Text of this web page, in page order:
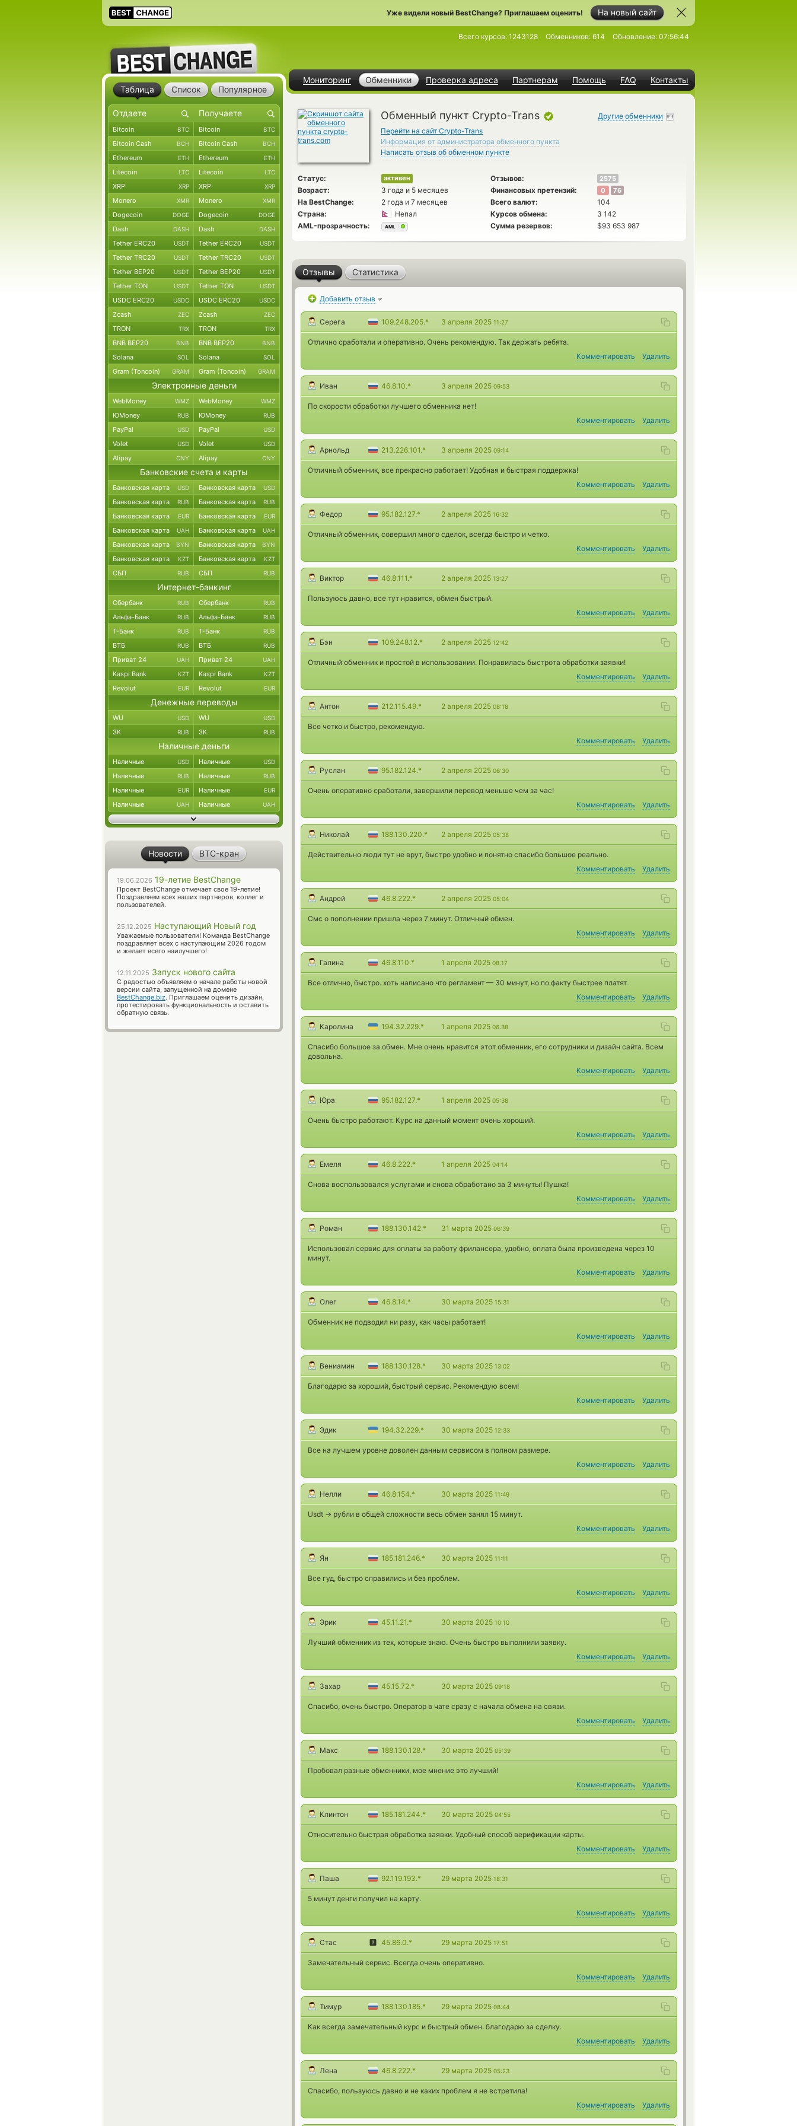
На новый сайт
Уже видели новый BestChange? Приглашаем оценить!
Мониторинг Обменники Проверка адреса Партнерам Помощь FAQ Контакты
Всего курсов: 1243128 Обменников: 614 Обновление: 07:56:44
Обменный пункт Crypto-Trans
Перейти на сайт Crypto-Trans
Информация от администратора обменного пункта
Написать отзыв об обменном пункте
Другие обменники
Статус: активен Отзывов: 2575
Возраст: 3 года и 5 месяцев Финансовых претензий: 0 76
На BestChange: 2 года и 7 месяцев Всего валют:
104
Страна:
Непал Курсов обмена:
3 142
AML-прозрачность:
AML Сумма резервов: $93 653 987
Отзывы Статистика
Добавить отзыв
Серега 109.248.205.* 3 апреля 2025 11:27
Отлично сработали и оперативно. Очень рекомендую. Так держать ребята.
Комментировать
Удалить
Иван 46.8.10.* 3 апреля 2025 09:53
По скорости обработки лучшего обменника нет!
Комментировать
Удалить
Арнольд 213.226.101.* 3 апреля 2025 09:14
Отличный обменник, все прекрасно работает! Удобная и быстрая поддержка!
Комментировать
Удалить
Федор 95.182.127.* 2 апреля 2025 16:32
Отличный обменник, совершил много сделок, всегда быстро и четко.
Комментировать
Удалить
Виктор 46.8.111.* 2 апреля 2025 13:27
Пользуюсь давно, все тут нравится, обмен быстрый.
Комментировать
Удалить
Бэн 109.248.12.* 2 апреля 2025 12:42
Отличный обменник и простой в использовании. Понравилась быстрота обработки заявки!
Комментировать
Удалить
Антон 212.115.49.* 2 апреля 2025 08:18
Все четко и быстро, рекомендую.
Комментировать
Удалить
Руслан 95.182.124.* 2 апреля 2025 06:30
Очень оперативно сработали, завершили перевод меньше чем за час!
Комментировать
Удалить
Николай 188.130.220.* 2 апреля 2025 05:38
Действительно люди тут не врут, быстро удобно и понятно спасибо большое реально.
Комментировать
Удалить
Андрей 46.8.222.* 2 апреля 2025 05:04
Смс о пополнении пришла через 7 минут. Отличный обмен.
Комментировать
Удалить
Галина 46.8.110.* 1 апреля 2025 08:17
Все отлично, быстро. хоть написано что регламент — 30 минут, но по факту быстрее платят.
Комментировать
Удалить
Каролина 194.32.229.* 1 апреля 2025 06:38
Спасибо большое за обмен. Мне очень нравится этот обменник, его сотрудники и дизайн сайта. Всем
довольна.
Комментировать
Удалить
Юра 95.182.127.* 1 апреля 2025 05:38
Очень быстро работают. Курс на данный момент очень хороший.
Комментировать
Удалить
Емеля 46.8.222.* 1 апреля 2025 04:14
Снова воспользовался услугами и снова обработано за 3 минуты! Пушка!
Комментировать
Удалить
Роман 188.130.142.* 31 марта 2025 06:39
Использовал сервис для оплаты за работу фрилансера, удобно, оплата была произведена через 10
минут.
Комментировать
Удалить
Олег 46.8.14.* 30 марта 2025 15:31
Обменник не подводил ни разу, как часы работает!
Комментировать
Удалить
Вениамин 188.130.128.* 30 марта 2025 13:02
Благодарю за хороший, быстрый сервис. Рекомендую всем!
Комментировать
Удалить
Эдик 194.32.229.* 30 марта 2025 12:33
Все на лучшем уровне доволен данным сервисом в полном размере.
Комментировать
Удалить
Нелли 46.8.154.* 30 марта 2025 11:49
Usdt -> рубли в общей сложности весь обмен занял 15 минут.
Комментировать
Удалить
Ян 185.181.246.* 30 марта 2025 11:11
Все гуд, быстро справились и без проблем.
Комментировать
Удалить
Эрик 45.11.21.* 30 марта 2025 10:10
Лучший обменник из тех, которые знаю. Очень быстро выполнили заявку.
Комментировать
Удалить
Захар 45.15.72.* 30 марта 2025 09:18
Спасибо, очень быстро. Оператор в чате сразу с начала обмена на связи.
Комментировать
Удалить
Макс 188.130.128.* 30 марта 2025 05:39
Пробовал разные обменники, мое мнение это лучший!
Комментировать
Удалить
Клинтон 185.181.244.* 30 марта 2025 04:55
Относительно быстрая обработка заявки. Удобный способ верификации карты.
Комментировать
Удалить
Паша 92.119.193.* 29 марта 2025 18:31
5 минут денги получил на карту.
Комментировать
Удалить
Стас 45.86.0.* 29 марта 2025 17:51
Замечательный сервис. Всегда очень оперативно.
Комментировать
Удалить
Тимур 188.130.185.* 29 марта 2025 08:44
Как всегда замечательный курс и быстрый обмен. благодарю за сделку.
Комментировать
Удалить
Лена 46.8.222.* 29 марта 2025 05:23
Спасибо, пользуюсь давно и не каких проблем я не встретила!
Комментировать
Удалить
Таблица Список Популярное
Bitcoin BTC Bitcoin BTC
Bitcoin Cash BCH Bitcoin Cash BCH
Ethereum ETH Ethereum ETH
Litecoin LTC Litecoin LTC
XRP XRP XRP XRP
Monero XMR Monero XMR
Dogecoin DOGE Dogecoin DOGE
Dash DASH Dash DASH
Tether ERC20 USDT Tether ERC20 USDT
Tether TRC20 USDT Tether TRC20 USDT
Tether BEP20 USDT Tether BEP20 USDT
Tether TON USDT Tether TON USDT
USDC ERC20 USDC USDC ERC20 USDC
Zcash ZEC Zcash ZEC
TRON TRX TRON TRX
BNB BEP20 BNB BNB BEP20 BNB
Solana SOL Solana SOL
Gram (Toncoin) GRAM Gram (Toncoin) GRAM
Электронные деньги
WebMoney WMZ WebMoney WMZ
ЮMoney RUB ЮMoney RUB
PayPal USD PayPal USD
Volet USD Volet USD
Alipay CNY Alipay CNY
Банковские счета и карты
Банковская карта USD Банковская карта USD
Банковская карта RUB Банковская карта RUB
Банковская карта EUR Банковская карта EUR
Банковская карта UAH Банковская карта UAH
Банковская карта BYN Банковская карта BYN
Банковская карта KZT Банковская карта KZT
СБП RUB СБП RUB
Интернет-банкинг
Сбербанк RUB Сбербанк RUB
Альфа-Банк RUB Альфа-Банк RUB
Т-Банк RUB Т-Банк RUB
ВТБ RUB ВТБ RUB
Приват 24 UAH Приват 24 UAH
Kaspi Bank KZT Kaspi Bank KZT
Revolut EUR Revolut EUR
Денежные переводы
WU USD WU USD
ЗК RUB ЗК RUB
Наличные деньги
Наличные USD Наличные USD
Наличные RUB Наличные RUB
Наличные EUR Наличные EUR
Наличные UAH Наличные UAH
Новости BTC-кран
19.06.2026 19-летие BestChange
Проект BestChange отмечает свое 19-летие!
Поздравляем всех наших партнеров, коллег и
пользователей.
25.12.2025 Наступающий Новый год
Уважаемые пользователи! Команда BestChange
поздравляет всех с наступающим 2026 годом
и желает всего наилучшего!
12.11.2025 Запуск нового сайта
С радостью объявляем о начале работы новой
версии сайта, запущенной на домене
BestChange.biz. Приглашаем оценить дизайн,
протестировать функциональность и оставить
обратную связь.